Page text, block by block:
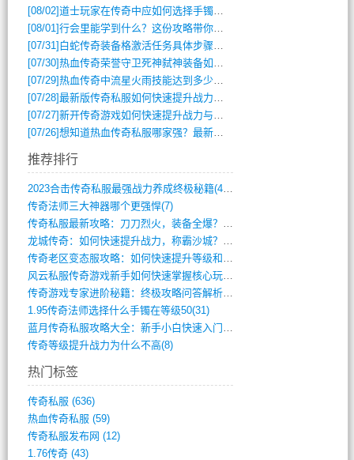
[08/02]道士玩家在传奇中应如何选择手镯装备？
[08/01]行会里能学到什么？这份攻略带你全掌握
[07/31] 白蛇传奇装备格激活任务具体步骤是什么？如何完成？
[07/30]热血传奇荣誉守卫死神弑神装备如何获取与佩戴攻略？
[07/29]热血传奇中流星火雨技能达到多少级可以开始练装备？
[07/28]最新版传奇私服如何快速提升战力与获取稀有装备？
[07/27]新开传奇游戏如何快速提升战力与获取稀有装备？
[07/26]想知道热血传奇私服哪家强？最新排行榜攻略全解析
推荐排行
2023合击传奇私服最强战力养成终极秘籍(428)
传奇法师三大神器哪个更强悍(7)
传奇私服最新攻略：刀刀烈火，装备全爆？攻(813)
龙城传奇：如何快速提升战力，称霸沙城？(802)
传奇老区变态服攻略：如何快速提升等级和战(379)
风云私服传奇游戏新手如何快速掌握核心玩法(616)
传奇游戏专家进阶秘籍：终极攻略问答解析(848)
1.95传奇法师选择什么手镯在等级50(31)
蓝月传奇私服攻略大全：新手小白快速入门指(386)
传奇等级提升战力为什么不高(8)
热门标签
传奇私服 (636)
热血传奇私服 (59)
传奇私服发布网 (12)
1.76传奇(43)